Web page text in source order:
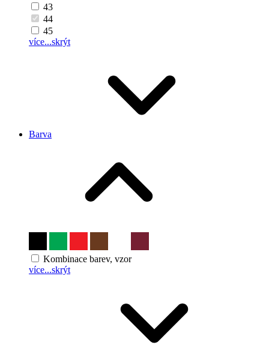
43
44
45
více...skrýt
Barva
Kombinace barev, vzor
více...skrýt